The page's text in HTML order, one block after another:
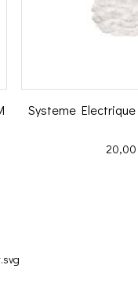
Systeme
Prix